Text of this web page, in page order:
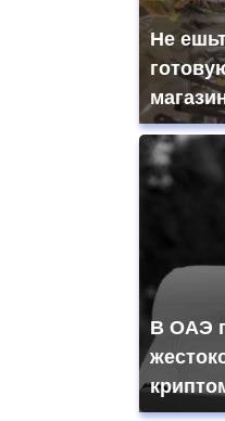
Не
В ОАЭ